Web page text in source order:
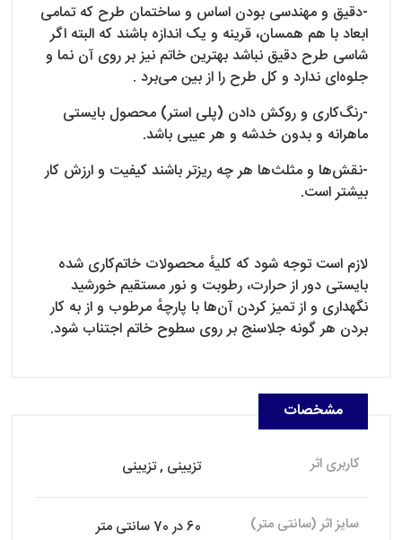
-دقیق و مهندسی بودن اساس و ساختمان طرح که تمامی
ابعاد با هم همسان، قرینه و یک اندازه باشند که البته اگر
شاسی طرح دقیق نباشد بهترین خاتم نیز بر روی آن نما و
جلوه‌ای ندارد و کل طرح را از بین می‌برد .
-رنگ‌کاری و روکش دادن (پلی استر) محصول بایستی
ماهرانه و بدون خدشه و هر عیبی باشد.
-نقش‌ها و مثلث‌ها هر چه ریزتر باشند کیفیت و ارزش کار
بیشتر است.
لازم است توجه شود که کلیهٔ محصولات خاتم‌کاری شده
بایستی دور از حرارت، رطوبت و نور مستقیم خورشید
نگهداری و از تمیز کردن آن‌ها با پارچهٔ مرطوب و از به کار
بردن هر گونه جلاسنج بر روی سطوح خاتم اجتناب شود.
مشخصات
کاربری اثر تزیینی , تزیینی
سایز اثر (سانتی متر) 60 در 70 سانتی متر